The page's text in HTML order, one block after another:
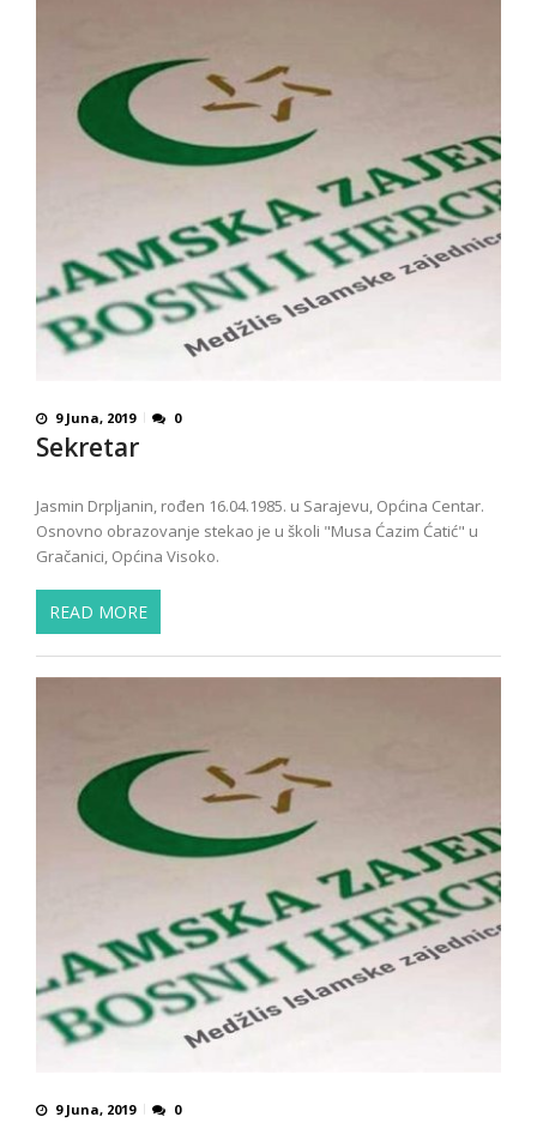
9 Juna, 2019 0
Sekretar
Jasmin Drpljanin, rođen 16.04.1985. u Sarajevu, Općina Centar.
Osnovno obrazovanje stekao je u školi "Musa Ćazim Ćatić" u
Gračanici, Općina Visoko.
READ MORE
9 Juna, 2019 0